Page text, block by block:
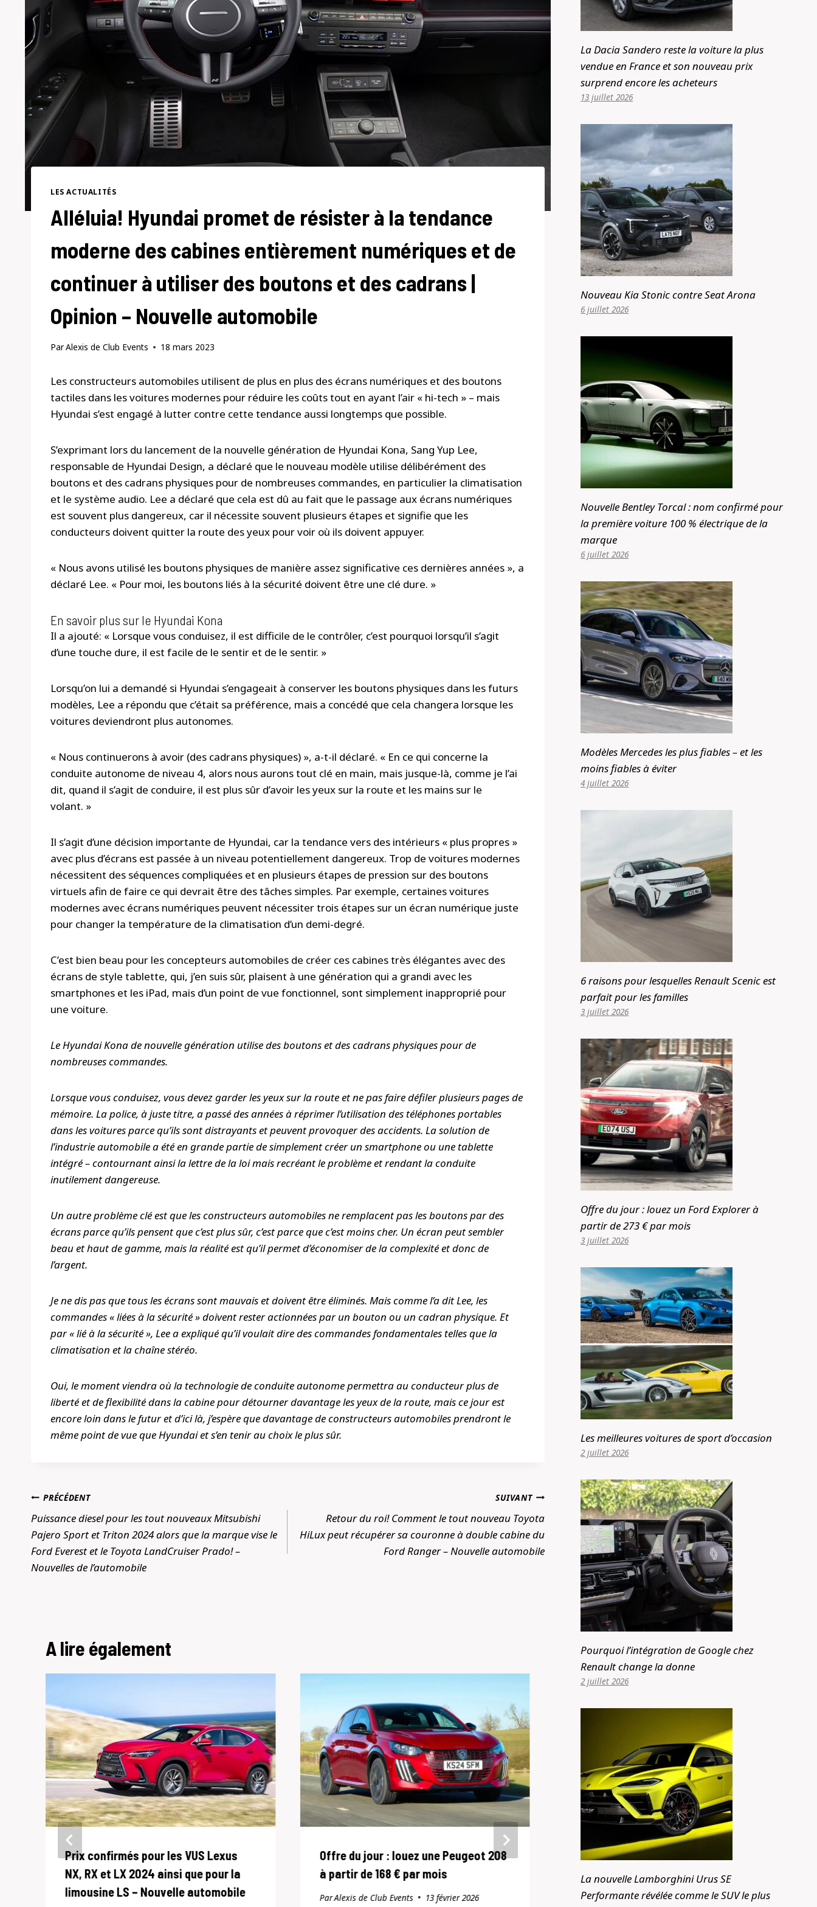
LES ACTUALITÉS
Alléluia! Hyundai promet de résister à la tendance
moderne des cabines entièrement numériques et de
continuer à utiliser des boutons et des cadrans |
Opinion – Nouvelle automobile
ParAlexis de Club Events 18 mars 2023
Les constructeurs automobiles utilisent de plus en plus des écrans numériques et des boutons
tactiles dans les voitures modernes pour réduire les coûts tout en ayant l’air « hi-tech » – mais
Hyundai s’est engagé à lutter contre cette tendance aussi longtemps que possible.
S’exprimant lors du lancement de la nouvelle génération de Hyundai Kona, Sang Yup Lee,
responsable de Hyundai Design, a déclaré que le nouveau modèle utilise délibérément des
boutons et des cadrans physiques pour de nombreuses commandes, en particulier la climatisation
et le système audio. Lee a déclaré que cela est dû au fait que le passage aux écrans numériques
est souvent plus dangereux, car il nécessite souvent plusieurs étapes et signifie que les
conducteurs doivent quitter la route des yeux pour voir où ils doivent appuyer.
« Nous avons utilisé les boutons physiques de manière assez significative ces dernières années », a
déclaré Lee. « Pour moi, les boutons liés à la sécurité doivent être une clé dure. »
En savoir plus sur le Hyundai Kona
Il a ajouté: « Lorsque vous conduisez, il est difficile de le contrôler, c’est pourquoi lorsqu’il s’agit
d’une touche dure, il est facile de le sentir et de le sentir. »
Lorsqu’on lui a demandé si Hyundai s’engageait à conserver les boutons physiques dans les futurs
modèles, Lee a répondu que c’était sa préférence, mais a concédé que cela changera lorsque les
voitures deviendront plus autonomes.
« Nous continuerons à avoir (des cadrans physiques) », a-t-il déclaré. « En ce qui concerne la
conduite autonome de niveau 4, alors nous aurons tout clé en main, mais jusque-là, comme je l’ai
dit, quand il s’agit de conduire, il est plus sûr d’avoir les yeux sur la route et les mains sur le
volant. »
Il s’agit d’une décision importante de Hyundai, car la tendance vers des intérieurs « plus propres »
avec plus d’écrans est passée à un niveau potentiellement dangereux. Trop de voitures modernes
nécessitent des séquences compliquées et en plusieurs étapes de pression sur des boutons
virtuels afin de faire ce qui devrait être des tâches simples. Par exemple, certaines voitures
modernes avec écrans numériques peuvent nécessiter trois étapes sur un écran numérique juste
pour changer la température de la climatisation d’un demi-degré.
C’est bien beau pour les concepteurs automobiles de créer ces cabines très élégantes avec des
écrans de style tablette, qui, j’en suis sûr, plaisent à une génération qui a grandi avec les
smartphones et les iPad, mais d’un point de vue fonctionnel, sont simplement inapproprié pour
une voiture.
Le Hyundai Kona de nouvelle génération utilise des boutons et des cadrans physiques pour de
nombreuses commandes.
Lorsque vous conduisez, vous devez garder les yeux sur la route et ne pas faire défiler plusieurs pages de
mémoire. La police, à juste titre, a passé des années à réprimer l’utilisation des téléphones portables
dans les voitures parce qu’ils sont distrayants et peuvent provoquer des accidents. La solution de
l’industrie automobile a été en grande partie de simplement créer un smartphone ou une tablette
intégré – contournant ainsi la lettre de la loi mais recréant le problème et rendant la conduite
inutilement dangereuse.
Un autre problème clé est que les constructeurs automobiles ne remplacent pas les boutons par des
écrans parce qu’ils pensent que c’est plus sûr, c’est parce que c’est moins cher. Un écran peut sembler
beau et haut de gamme, mais la réalité est qu’il permet d’économiser de la complexité et donc de
l’argent.
Je ne dis pas que tous les écrans sont mauvais et doivent être éliminés. Mais comme l’a dit Lee, les
commandes « liées à la sécurité » doivent rester actionnées par un bouton ou un cadran physique. Et
par « lié à la sécurité », Lee a expliqué qu’il voulait dire des commandes fondamentales telles que la
climatisation et la chaîne stéréo.
Oui, le moment viendra où la technologie de conduite autonome permettra au conducteur plus de
liberté et de flexibilité dans la cabine pour détourner davantage les yeux de la route, mais ce jour est
encore loin dans le futur et d’ici là, j’espère que davantage de constructeurs automobiles prendront le
même point de vue que Hyundai et s’en tenir au choix le plus sûr.
Navigation
de
l’article
PRÉCÉDENT
Puissance diesel pour les tout nouveaux Mitsubishi
Pajero Sport et Triton 2024 alors que la marque vise le
Ford Everest et le Toyota LandCruiser Prado! –
Nouvelles de l’automobile
SUIVANT
Retour du roi! Comment le tout nouveau Toyota
HiLux peut récupérer sa couronne à double cabine du
Ford Ranger – Nouvelle automobile
A lire également
Prix ​​confirmés pour les VUS Lexus
NX, RX et LX 2024 ainsi que pour la
limousine LS – Nouvelle automobile
Offre du jour : louez une Peugeot 208
à partir de 168 € par mois
ParAlexis de Club Events 13 février 2026
Comment Hyundai et Kia peuvent
affronter MG, Chery et d’autres
marques de voitures bon marché
La Dacia Sandero reste la voiture la plus
vendue en France et son nouveau prix
surprend encore les acheteurs
13 juillet 2026
Nouveau Kia Stonic contre Seat Arona
6 juillet 2026
Nouvelle Bentley Torcal : nom confirmé pour
la première voiture 100 % électrique de la
marque
6 juillet 2026
Modèles Mercedes les plus fiables – et les
moins fiables à éviter
4 juillet 2026
6 raisons pour lesquelles Renault Scenic est
parfait pour les familles
3 juillet 2026
Offre du jour : louez un Ford Explorer à
partir de 273 € par mois
3 juillet 2026
Les meilleures voitures de sport d’occasion
2 juillet 2026
Pourquoi l’intégration de Google chez
Renault change la donne
2 juillet 2026
La nouvelle Lamborghini Urus SE
Performante révélée comme le SUV le plus